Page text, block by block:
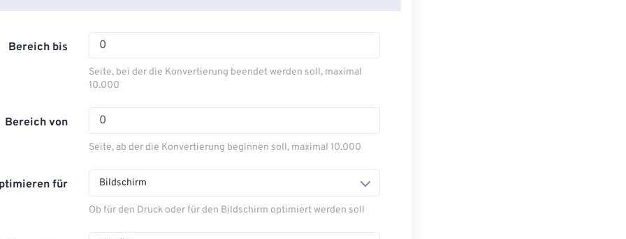
Bereich bis
Seite, bei der die Konvertierung beendet werden soll, maximal
10.000
Bereich von
Seite, ab der die Konvertierung beginnen soll, maximal 10.000
für Bildschirm
Ob für den Druck oder für den Bildschirm optimiert werden soll